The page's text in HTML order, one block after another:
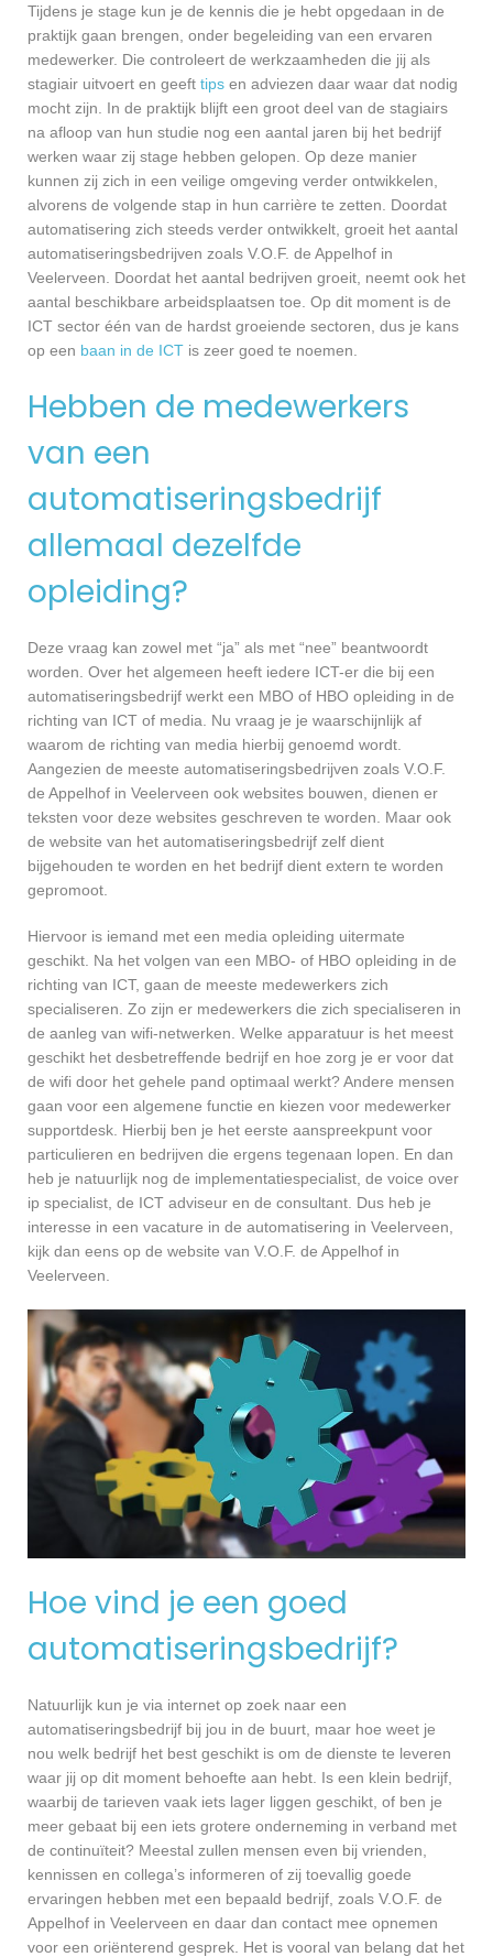
Tijdens je stage kun je de kennis die je hebt opgedaan in de
praktijk gaan brengen, onder begeleiding van een ervaren
medewerker. Die controleert de werkzaamheden die jij als
stagiair uitvoert en geeft tips en adviezen daar waar dat nodig
mocht zijn. In de praktijk blijft een groot deel van de stagiairs
na afloop van hun studie nog een aantal jaren bij het bedrijf
werken waar zij stage hebben gelopen. Op deze manier
kunnen zij zich in een veilige omgeving verder ontwikkelen,
alvorens de volgende stap in hun carrière te zetten. Doordat
automatisering zich steeds verder ontwikkelt, groeit het aantal
automatiseringsbedrijven zoals V.O.F. de Appelhof in
Veelerveen. Doordat het aantal bedrijven groeit, neemt ook het
aantal beschikbare arbeidsplaatsen toe. Op dit moment is de
ICT sector één van de hardst groeiende sectoren, dus je kans
op een baan in de ICT is zeer goed te noemen.
Hebben de medewerkers
van een
automatiseringsbedrijf
allemaal dezelfde
opleiding?
Deze vraag kan zowel met “ja” als met “nee” beantwoordt
worden. Over het algemeen heeft iedere ICT-er die bij een
automatiseringsbedrijf werkt een MBO of HBO opleiding in de
richting van ICT of media. Nu vraag je je waarschijnlijk af
waarom de richting van media hierbij genoemd wordt.
Aangezien de meeste automatiseringsbedrijven zoals V.O.F.
de Appelhof in Veelerveen ook websites bouwen, dienen er
teksten voor deze websites geschreven te worden. Maar ook
de website van het automatiseringsbedrijf zelf dient
bijgehouden te worden en het bedrijf dient extern te worden
gepromoot.
Hiervoor is iemand met een media opleiding uitermate
geschikt. Na het volgen van een MBO- of HBO opleiding in de
richting van ICT, gaan de meeste medewerkers zich
specialiseren. Zo zijn er medewerkers die zich specialiseren in
de aanleg van wifi-netwerken. Welke apparatuur is het meest
geschikt het desbetreffende bedrijf en hoe zorg je er voor dat
de wifi door het gehele pand optimaal werkt? Andere mensen
gaan voor een algemene functie en kiezen voor medewerker
supportdesk. Hierbij ben je het eerste aanspreekpunt voor
particulieren en bedrijven die ergens tegenaan lopen. En dan
heb je natuurlijk nog de implementatiespecialist, de voice over
ip specialist, de ICT adviseur en de consultant. Dus heb je
interesse in een vacature in de automatisering in Veelerveen,
kijk dan eens op de website van V.O.F. de Appelhof in
Veelerveen.
Hoe vind je een goed
automatiseringsbedrijf?
Natuurlijk kun je via internet op zoek naar een
automatiseringsbedrijf bij jou in de buurt, maar hoe weet je
nou welk bedrijf het best geschikt is om de dienste te leveren
waar jij op dit moment behoefte aan hebt. Is een klein bedrijf,
waarbij de tarieven vaak iets lager liggen geschikt, of ben je
meer gebaat bij een iets grotere onderneming in verband met
de continuïteit? Meestal zullen mensen even bij vrienden,
kennissen en collega’s informeren of zij toevallig goede
ervaringen hebben met een bepaald bedrijf, zoals V.O.F. de
Appelhof in Veelerveen en daar dan contact mee opnemen
voor een oriënterend gesprek. Het is vooral van belang dat het